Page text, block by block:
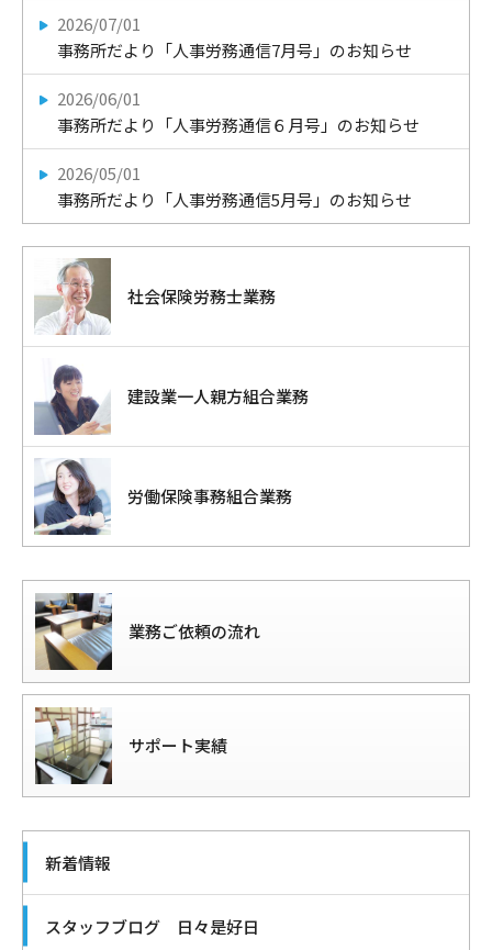
2026/07/01
事務所だより「人事労務通信7月号」のお知らせ
2026/06/01
事務所だより「人事労務通信６月号」のお知らせ
2026/05/01
事務所だより「人事労務通信5月号」のお知らせ
社会保険労務士業務
建設業一人親方組合業務
労働保険事務組合業務
業務ご依頼の流れ
サポート実績
新着情報
スタッフブログ 日々是好日